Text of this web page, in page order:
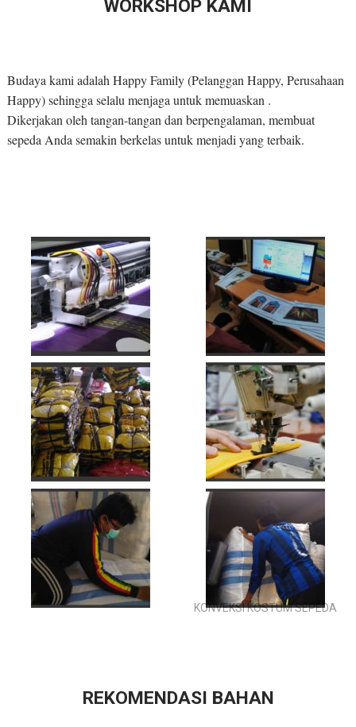
WORKSHOP KAMI
Budaya kami adalah Happy Family (Pelanggan Happy, Perusahaan
Happy) sehingga selalu menjaga untuk memuaskan .
Dikerjakan oleh tangan-tangan dan berpengalaman, membuat
sepeda Anda semakin berkelas untuk menjadi yang terbaik.
KONVEKSI KOSTUM SEPEDA
REKOMENDASI BAHAN